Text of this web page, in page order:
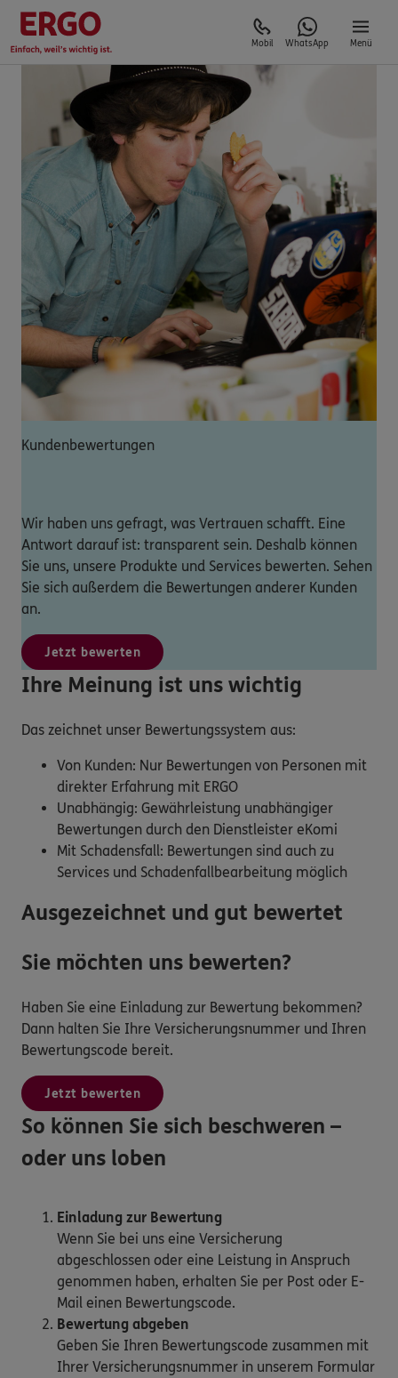
Mobil WhatsApp Menü
Kundenbewertungen
Wir haben uns gefragt, was Vertrauen schafft. Eine
Antwort darauf ist: transparent sein. Deshalb können
Sie uns, unsere Produkte und Services bewerten. Sehen
Sie sich außerdem die Bewertungen anderer Kunden
an.
Jetzt bewerten
Ihre Meinung ist uns wichtig
Das zeichnet unser Bewertungssystem aus:
Von Kunden: Nur Bewertungen von Personen mit
direkter Erfahrung mit ERGO
Unabhängig: Gewährleistung unabhängiger
Bewertungen durch den Dienstleister eKomi
Mit Schadensfall: Bewertungen sind auch zu
Services und Schadenfallbearbeitung möglich
Ausgezeichnet und gut bewertet
Sie möchten uns bewerten?
Haben Sie eine Einladung zur Bewertung bekommen?
Dann halten Sie Ihre Versicherungsnummer und Ihren
Bewertungscode bereit.
Jetzt bewerten
So können Sie sich beschweren –
oder uns loben
Einladung zur Bewertung
Wenn Sie bei uns eine Versicherung
abgeschlossen oder eine Leistung in Anspruch
genommen haben, erhalten Sie per Post oder E-
Mail einen Bewertungscode.
Bewertung abgeben
Geben Sie Ihren Bewertungscode zusammen mit
Ihrer Versicherungsnummer in unserem Formular